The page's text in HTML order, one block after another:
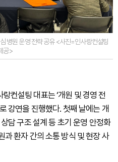
병원 운영 전략 공유 <사진=인사랑컨설팅
공>
컨설팅 대표는 ‘개원 및 경영 전
강연을 진행했다. 첫째 날에는 개
담 구조 설계 등 초기 운영 안정화
과 환자 간의 소통 방식 및 현장 사